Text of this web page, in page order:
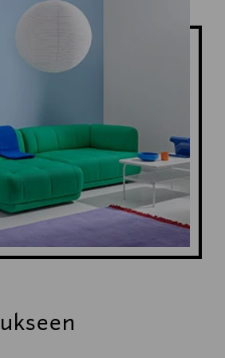
sisustus, kodin sisustus,